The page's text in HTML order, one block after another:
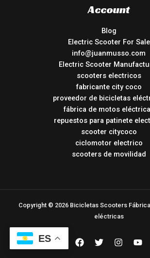
Account
Blog
Electric Scooter For Sale
info@juanmusso.com
Electric Scooter
scooters electricos
fabricante city coco
proveedor de bicicletas
fábrica de motos
repuestos para patinete
scooter citycoco
ciclomotor electrico
scooters de movilidad
Copyright © 2026 Bicicletas Scooters
eléctricas
ES